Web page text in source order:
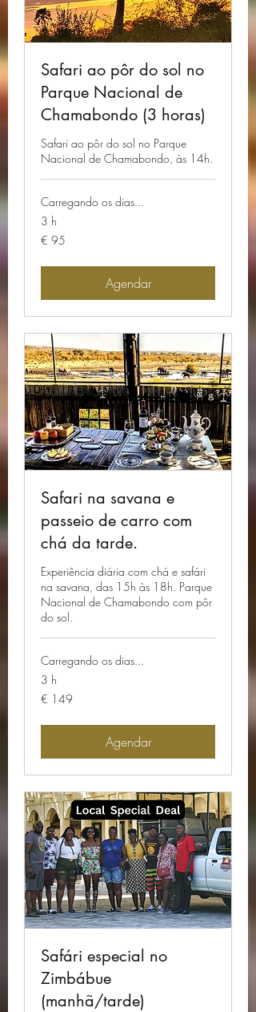
Safari ao pôr do sol no
Parque Nacional de
Chamabondo (3 horas)
Safari ao pôr do sol no Parque
Nacional de Chamabondo, às 14h.
Carregando os dias...
3 h
95
Euros
€ 95
Agendar
Safari na savana e
passeio de carro com
chá da tarde.
Experiência diária com chá e safári
na savana, das 15h às 18h. Parque
Nacional de Chamabondo com pôr
do sol.
Carregando os dias...
3 h
149
Euros
€ 149
Agendar
Safári especial no
Zimbábue
(manhã/tarde)